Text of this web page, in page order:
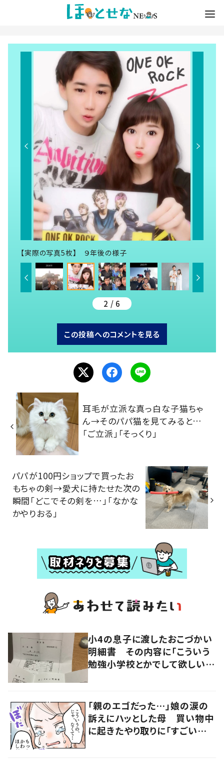
【実際の写真5枚】 ９年後の様子
2 / 6
この投稿へのコメントを見る
耳毛が立派な真っ白な子猫ちゃ
ん→そのパパ猫を見てみると…
「ご立派」「そっくり」
パパが100円ショップで買ったお
もちゃの剣→愛犬に持たせた次の
瞬間「どこでその剣を…」「なかな
かやりおる」
小4の息子に渡したおこづかい
明細書 その内容に「こういう
勉強小学校とかでして欲しい」
「親のエゴだった…」娘の涙の
訴えにハッとした母 買い物中
に起きたやり取りに「すごい分